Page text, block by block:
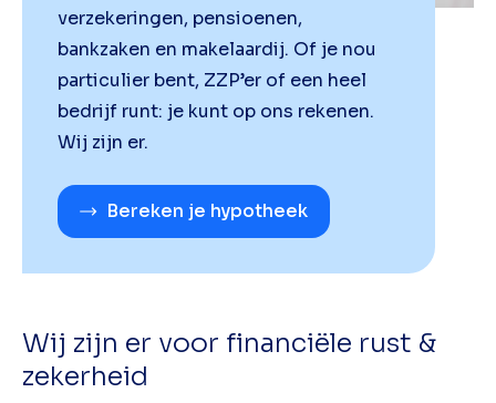
verzekeringen, pensioenen,
bankzaken en makelaardij. Of je nou
particulier bent, ZZP’er of een heel
bedrijf runt: je kunt op ons rekenen.
Wij zijn er.
Bereken je hypotheek
Wij zijn er voor financiële rust &
zekerheid